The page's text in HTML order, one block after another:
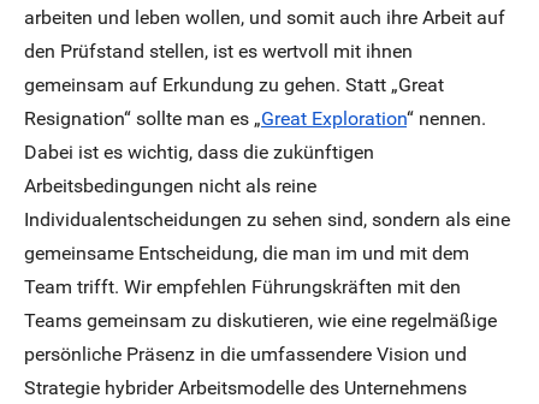
arbeiten und leben wollen, und somit auch ihre Arbeit auf
den Prüfstand stellen, ist es wertvoll mit ihnen
gemeinsam auf Erkundung zu gehen. Statt „Great
Resignation“ sollte man es „Great Exploration“ nennen.
Dabei ist es wichtig, dass die zukünftigen
Arbeitsbedingungen nicht als reine
Individualentscheidungen zu sehen sind, sondern als eine
gemeinsame Entscheidung, die man im und mit dem
Team trifft. Wir empfehlen Führungskräften mit den
Teams gemeinsam zu diskutieren, wie eine regelmäßige
persönliche Präsenz in die umfassendere Vision und
Strategie hybrider Arbeitsmodelle des Unternehmens